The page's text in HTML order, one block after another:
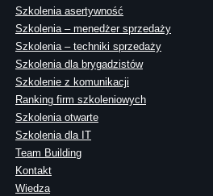
Szkolenia asertywność
Szkolenia – menedżer sprzedaży
Szkolenia – techniki sprzedaży
Szkolenia dla brygadzistów
Szkolenie z komunikacji
Ranking firm szkoleniowych
Szkolenia otwarte
Szkolenia dla IT
Team Building
Kontakt
Wiedza